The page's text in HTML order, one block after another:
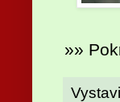
»»
Vystavil